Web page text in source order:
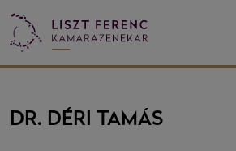
DR. DÉRI TAMÁS